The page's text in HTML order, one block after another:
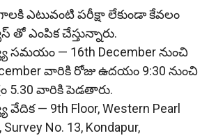
ఎటువంటి పరీక్షా లేకుండా కేవలం
తో ఎంపిక చేస్తున్నారు.
సమయం — 16th December నుంచి
వారికి రోజు ఉదయం 9:30 నుంచి
5.30 వారికి పెడతారు.
వేదిక — 9th Floor, Western Pearl
Survey No. 13, Kondapur,